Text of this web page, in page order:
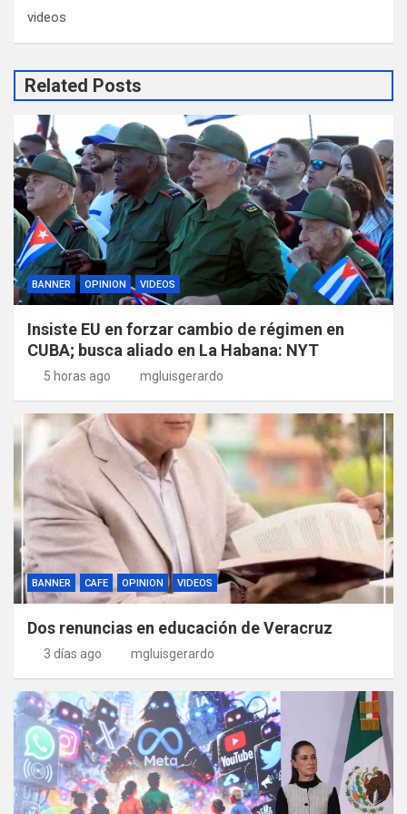
videos
Related Posts
BANNER OPINION VIDEOS
Insiste EU en forzar cambio de régimen en
CUBA; busca aliado en La Habana: NYT
5 horas ago mgluisgerardo
BANNER CAFE OPINION VIDEOS
Dos renuncias en educación de Veracruz
3 días ago mgluisgerardo